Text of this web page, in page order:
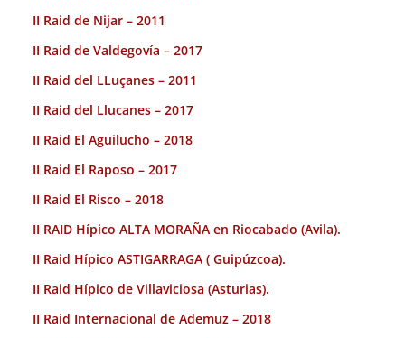
II Raid de Nijar – 2011
II Raid de Valdegovía – 2017
II Raid del LLuçanes – 2011
II Raid del Llucanes – 2017
II Raid El Aguilucho – 2018
II Raid El Raposo – 2017
II Raid El Risco – 2018
II RAID Hípico ALTA MORAÑA en Riocabado (Avila).
II Raid Hípico ASTIGARRAGA ( Guipúzcoa).
II Raid Hípico de Villaviciosa (Asturias).
II Raid Internacional de Ademuz – 2018